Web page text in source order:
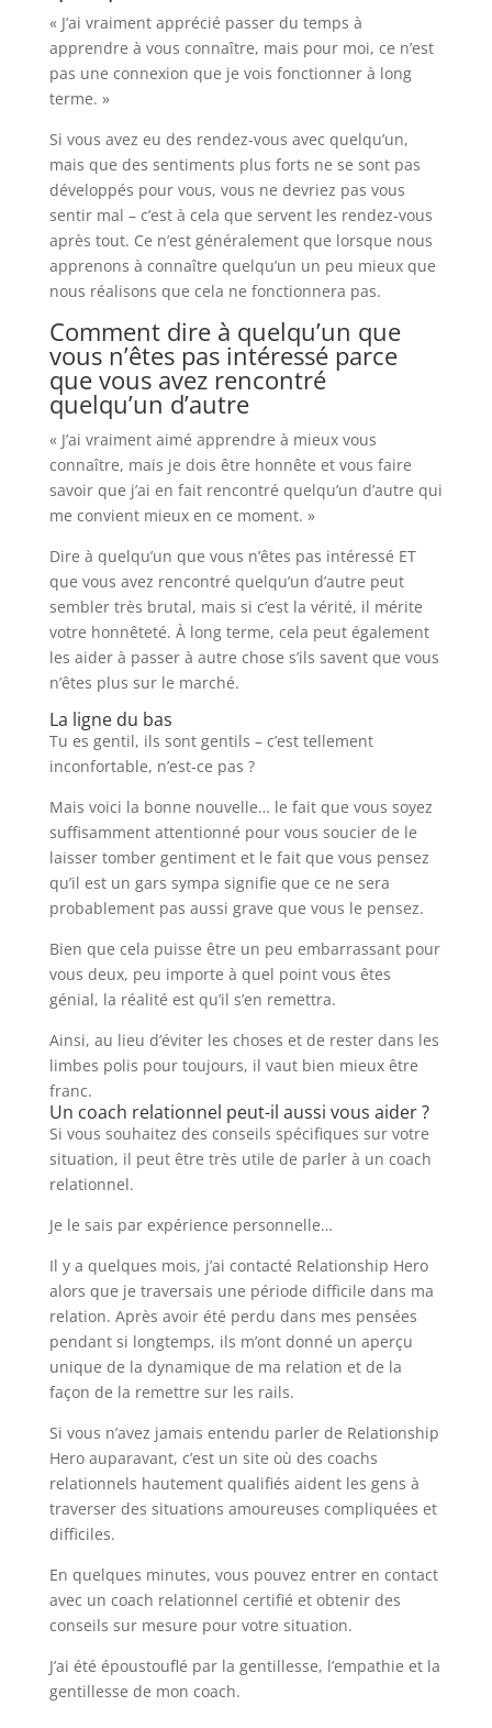
« J’ai vraiment apprécié passer du temps à
apprendre à vous connaître, mais pour moi, ce n’est
pas une connexion que je vois fonctionner à long
terme. »
Si vous avez eu des rendez-vous avec quelqu’un,
mais que des sentiments plus forts ne se sont pas
développés pour vous, vous ne devriez pas vous
sentir mal – c’est à cela que servent les rendez-vous
après tout. Ce n’est généralement que lorsque nous
apprenons à connaître quelqu’un un peu mieux que
nous réalisons que cela ne fonctionnera pas.
Comment dire à quelqu’un que
vous n’êtes pas intéressé parce
que vous avez rencontré
quelqu’un d’autre
« J’ai vraiment aimé apprendre à mieux vous
connaître, mais je dois être honnête et vous faire
savoir que j’ai en fait rencontré quelqu’un d’autre qui
me convient mieux en ce moment. »
Dire à quelqu’un que vous n’êtes pas intéressé ET
que vous avez rencontré quelqu’un d’autre peut
sembler très brutal, mais si c’est la vérité, il mérite
votre honnêteté. À long terme, cela peut également
les aider à passer à autre chose s’ils savent que vous
n’êtes plus sur le marché.
La ligne du bas
Tu es gentil, ils sont gentils – c’est tellement
inconfortable, n’est-ce pas ?
Mais voici la bonne nouvelle… le fait que vous soyez
suffisamment attentionné pour vous soucier de le
laisser tomber gentiment et le fait que vous pensez
qu’il est un gars sympa signifie que ce ne sera
probablement pas aussi grave que vous le pensez.
Bien que cela puisse être un peu embarrassant pour
vous deux, peu importe à quel point vous êtes
génial, la réalité est qu’il s’en remettra.
Ainsi, au lieu d’éviter les choses et de rester dans les
limbes polis pour toujours, il vaut bien mieux être
franc.
Un coach relationnel peut-il aussi vous aider ?
Si vous souhaitez des conseils spécifiques sur votre
situation, il peut être très utile de parler à un coach
relationnel.
Je le sais par expérience personnelle…
Il y a quelques mois, j’ai contacté Relationship Hero
alors que je traversais une période difficile dans ma
relation. Après avoir été perdu dans mes pensées
pendant si longtemps, ils m’ont donné un aperçu
unique de la dynamique de ma relation et de la
façon de la remettre sur les rails.
Si vous n’avez jamais entendu parler de Relationship
Hero auparavant, c’est un site où des coachs
relationnels hautement qualifiés aident les gens à
traverser des situations amoureuses compliquées et
difficiles.
En quelques minutes, vous pouvez entrer en contact
avec un coach relationnel certifié et obtenir des
conseils sur mesure pour votre situation.
J’ai été époustouflé par la gentillesse, l’empathie et la
gentillesse de mon coach.